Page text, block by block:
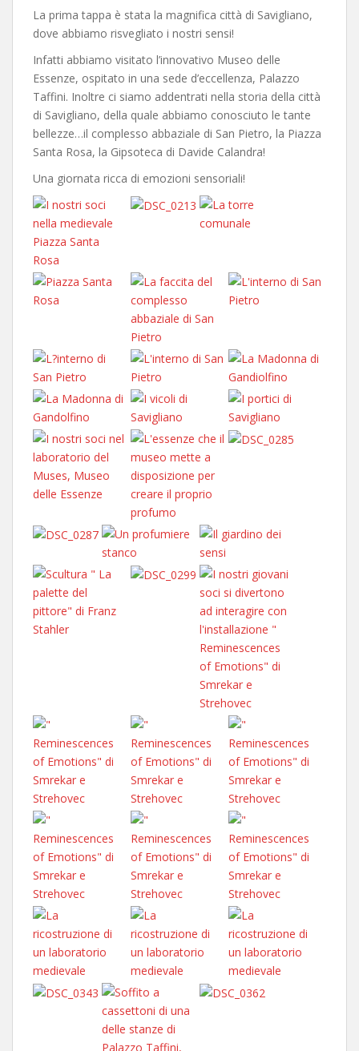
La prima tappa è stata la magnifica città di Savigliano,
dove abbiamo risvegliato i nostri sensi!
Infatti abbiamo visitato l’innovativo Museo delle
Essenze, ospitato in una sede d’eccellenza, Palazzo
Taffini. Inoltre ci siamo addentrati nella storia della città
di Savigliano, della quale abbiamo conosciuto le tante
bellezze…il complesso abbaziale di San Pietro, la Piazza
Santa Rosa, la Gipsoteca di Davide Calandra!
Una giornata ricca di emozioni sensoriali!